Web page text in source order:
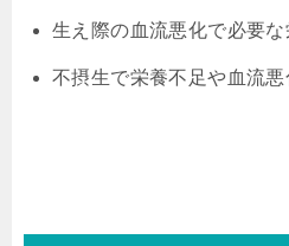
生え際の血流悪化で必要
不摂生で栄養不足や血流悪